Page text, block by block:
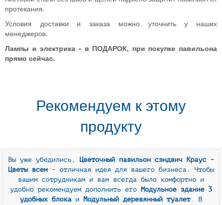
протекания.
Условия доставки и заказа можно уточнить у наших
менеджеров.
Лампы и электрика - в ПОДАРОК, при покупке павильона
прямо сейчас.
Рекомендуем к этому
продукту
Вы уже убедились,Цветочный павильон сэндвич Краус -
Цветы всем- отличная идея для вашего бизнеса. Чтобы
вашим сотрудникам и вам всегда было комфортно и
удобно рекомендуем дополнить егоМодульное здание 3
удобных блокаиМодульный деревянный туалет. В